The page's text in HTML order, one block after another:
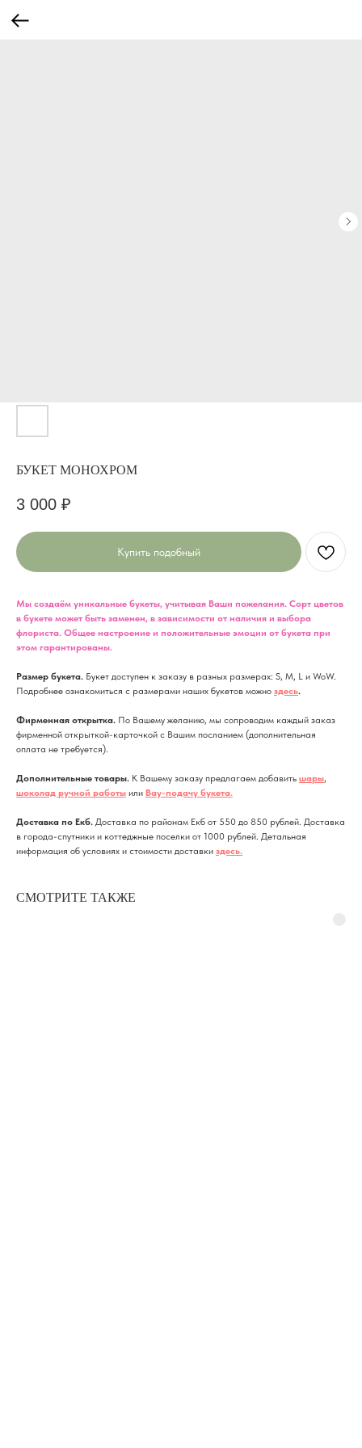
БУКЕТ МОНОХРОМ
3 000 ₽
Купить подобный
Мы создаём уникальные букеты, учитывая Ваши пожелания. Сорт цветов
в букете может быть заменен, в зависимости от наличия и выбора
флориста. Общее настроение и положительные эмоции от букета при
этом гарантированы.
Размер букета. Букет доступен к заказу в разных размерах: S, M, L и WoW.
Подробнее ознакомиться с размерами наших букетов можно здесь.
Фирменная открытка. По Вашему желанию, мы сопроводим каждый заказ
фирменной открыткой-карточкой с Вашим посланием (дополнительная
оплата не требуется).
Дополнительные товары. К Вашему заказу предлагаем добавить шары,
шоколад ручной работы или Вау-подачу букета.
Доставка по Екб. Доставка по районам Екб от 550 до 850 рублей. Доставка
в города-спутники и коттеджные поселки от 1000 рублей. Детальная
информация об условиях и стоимости доставки здесь.
СМОТРИТЕ ТАКЖЕ